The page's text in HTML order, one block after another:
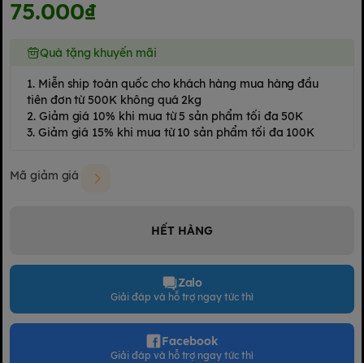
75.000₫
Quà tặng khuyến mãi
1. Miễn ship toàn quốc cho khách hàng mua hàng đầu
tiên đơn từ 500K không quá 2kg
2. Giảm giá 10% khi mua từ 5 sản phẩm tối đa 50K
3. Giảm giá 15% khi mua từ 10 sản phẩm tối đa 100K
Mã giảm giá
HẾT HÀNG
Zalo
Giải đáp và hỗ trợ ngay tức thì
Facebook
Giải đáp và hỗ trợ ngay tức thì